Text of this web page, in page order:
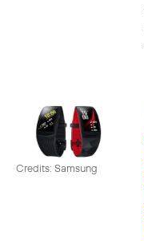
Credits: Samsung